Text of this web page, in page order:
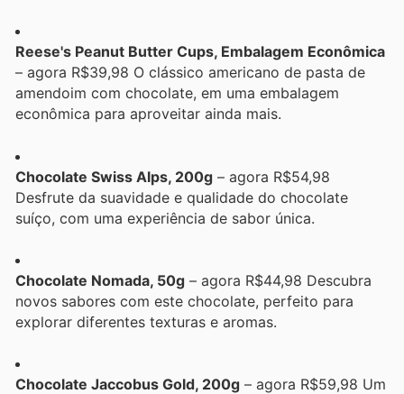
Reese's Peanut Butter Cups, Embalagem Econômica
– agora R$39,98 O clássico americano de pasta de
amendoim com chocolate, em uma embalagem
econômica para aproveitar ainda mais.
Chocolate Swiss Alps, 200g – agora R$54,98
Desfrute da suavidade e qualidade do chocolate
suíço, com uma experiência de sabor única.
Chocolate Nomada, 50g – agora R$44,98 Descubra
novos sabores com este chocolate, perfeito para
explorar diferentes texturas e aromas.
Chocolate Jaccobus Gold, 200g – agora R$59,98 Um